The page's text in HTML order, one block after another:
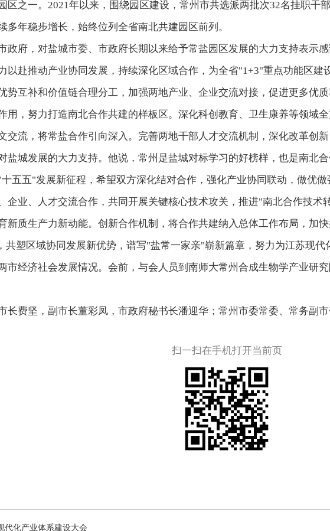
区之一。2021年以来，围绕园区建设，常州市共选派两批次32名挂职干
多年稳步增长，始终位列全省南北共建园区前列。
政府，对盐城市委、市政府长期以来给予常盐园区发展的大力支持表示
以赴推动产业协同发展，持续深化区域合作，为全省"1+3"重点功能区
势互补和价值链合理分工，加强两地产业、企业交流对接，促进更多优
用，努力打造南北合作共建的样板区。深化科创教育、卫生康养等领域
交流，将常盐合作引向深入。完善两地干部人才交流机制，深化改革创
盐城发展的大力支持。他说，常州是盐城对标学习的好榜样，也是南北
五五"发展新征程，希望双方深化结对合作，强化产业协同联动，做优
企业、人才交流合作，共同开展关键核心技术攻关，推进"南北合作技术
新质生产力新动能。创新合作机制，将合作共建纳入总体工作布局，加
塑区域协同发展新优势，谱写"盐常一家亲"崭新篇章，努力为江苏现代
市经济社会发展情况。会前，与会人员到南师大常州合成生物学产业研
长费坚，副市长董彩凤，市政府秘书长潘迎华；常州市委常委、常务副市
扫一扫在手机打开当前页
代化产业体系建设大会